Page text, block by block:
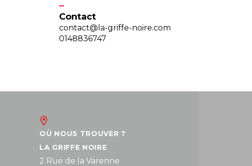
Contact
contact@la-griffe-noire.com
0148836747
OÙ NOUS TROUVER ?
LA GRIFFE NOIRE
2 Rue de la Varenne